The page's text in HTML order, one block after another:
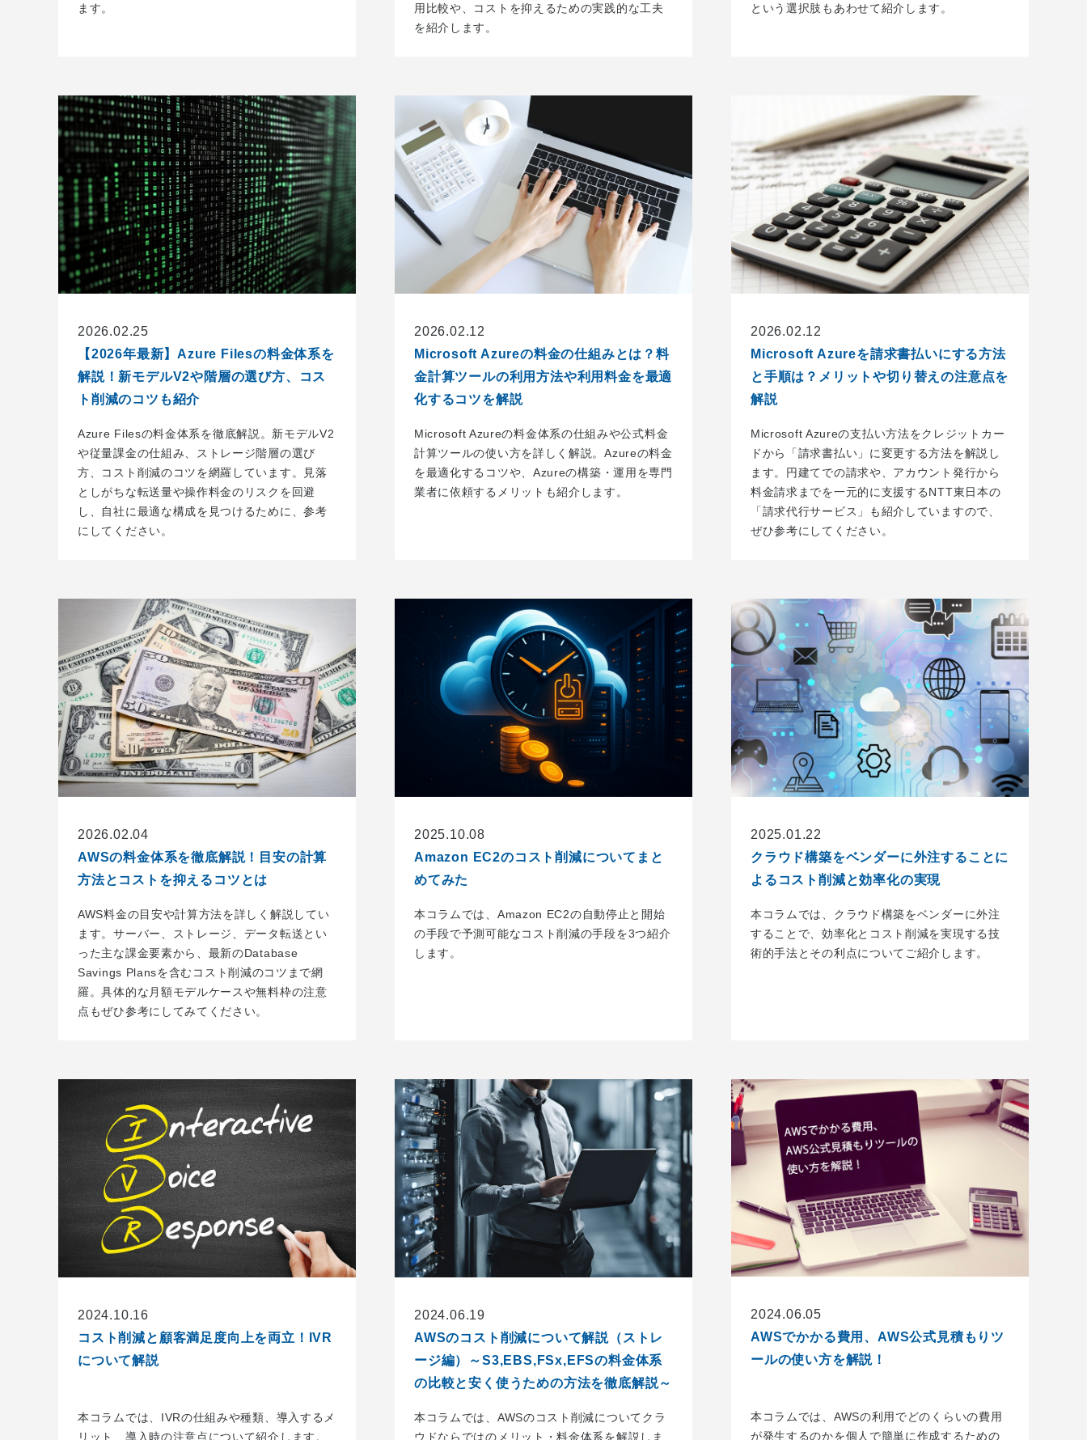
ます。
用比較や、コストを抑えるための実践的な工夫
を紹介します。
という選択肢もあわせて紹介します。
2026.02.25
【2026年最新】Azure Filesの料金体系を
解説！新モデルV2や階層の選び方、コス
ト削減のコツも紹介
Azure Filesの料金体系を徹底解説。新モデルV2
や従量課金の仕組み、ストレージ階層の選び
方、コスト削減のコツを網羅しています。見落
としがちな転送量や操作料金のリスクを回避
し、自社に最適な構成を見つけるために、参考
にしてください。
2026.02.12
Microsoft Azureの料金の仕組みとは？料
金計算ツールの利用方法や利用料金を最適
化するコツを解説
Microsoft Azureの料金体系の仕組みや公式料金
計算ツールの使い方を詳しく解説。Azureの料金
を最適化するコツや、Azureの構築・運用を専門
業者に依頼するメリットも紹介します。
2026.02.12
Microsoft Azureを請求書払いにする方法
と手順は？メリットや切り替えの注意点を
解説
Microsoft Azureの支払い方法をクレジットカー
ドから「請求書払い」に変更する方法を解説し
ます。円建てでの請求や、アカウント発行から
料金請求までを一元的に支援するNTT東日本の
「請求代行サービス」も紹介していますので、
ぜひ参考にしてください。
2026.02.04
AWSの料金体系を徹底解説！目安の計算
方法とコストを抑えるコツとは
AWS料金の目安や計算方法を詳しく解説してい
ます。サーバー、ストレージ、データ転送とい
った主な課金要素から、最新のDatabase
Savings Plansを含むコスト削減のコツまで網
羅。具体的な月額モデルケースや無料枠の注意
点もぜひ参考にしてみてください。
2025.10.08
Amazon EC2のコスト削減についてまと
めてみた
本コラムでは、Amazon EC2の自動停止と開始
の手段で予測可能なコスト削減の手段を3つ紹介
します。
2025.01.22
クラウド構築をベンダーに外注することに
よるコスト削減と効率化の実現
本コラムでは、クラウド構築をベンダーに外注
することで、効率化とコスト削減を実現する技
術的手法とその利点についてご紹介します。
2024.10.16
コスト削減と顧客満足度向上を両立！IVR
について解説
本コラムでは、IVRの仕組みや種類、導入するメ
リット、導入時の注意点について紹介します。
2024.06.19
AWSのコスト削減について解説（ストレ
ージ編）～S3,EBS,FSx,EFSの料金体系
の比較と安く使うための方法を徹底解説～
本コラムでは、AWSのコスト削減についてクラ
ウドならではのメリット・料金体系を解説しま
2024.06.05
AWSでかかる費用、AWS公式見積もりツ
ールの使い方を解説！
本コラムでは、AWSの利用でどのくらいの費用
が発生するのかを個人で簡単に作成するための